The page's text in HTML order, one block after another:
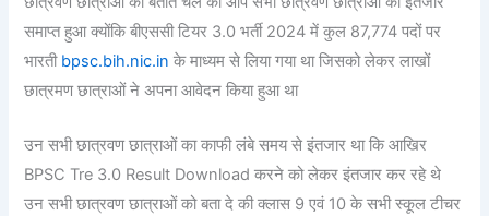
समाप्त हुआ क्योंकि बीएससी टियर 3.0 भर्ती 2024 में कुल 87,774 पदों पर
भारतीbpsc.bih.nic.in के माध्यम से लिया गया था जिसको लेकर लाखों
छात्रमण छात्राओं ने अपना आवेदन किया हुआ था
उन सभी छात्रवण छात्राओं का काफी लंबे समय से इंतजार था कि आखिर
BPSC Tre 3.0 Result Download करने को लेकर इंतजार कर रहे थे
उन सभी छात्रवण छात्राओं को बता दे की क्लास 9 एवं 10 के सभी स्कूल टीचर